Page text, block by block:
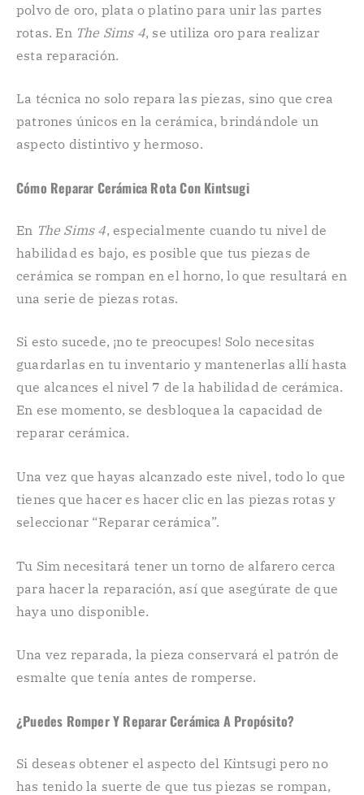
polvo de oro, plata o platino para unir las partes
rotas. En The Sims 4, se utiliza oro para realizar
esta reparación.
La técnica no solo repara las piezas, sino que crea
patrones únicos en la cerámica, brindándole un
aspecto distintivo y hermoso.
Cómo Reparar Cerámica Rota Con Kintsugi
En The Sims 4, especialmente cuando tu nivel de
habilidad es bajo, es posible que tus piezas de
cerámica se rompan en el horno, lo que resultará en
una serie de piezas rotas.
Si esto sucede, ¡no te preocupes! Solo necesitas
guardarlas en tu inventario y mantenerlas allí hasta
que alcances el nivel 7 de la habilidad de cerámica.
En ese momento, se desbloquea la capacidad de
reparar cerámica.
Una vez que hayas alcanzado este nivel, todo lo que
tienes que hacer es hacer clic en las piezas rotas y
seleccionar “Reparar cerámica”.
Tu Sim necesitará tener un torno de alfarero cerca
para hacer la reparación, así que asegúrate de que
haya uno disponible.
Una vez reparada, la pieza conservará el patrón de
esmalte que tenía antes de romperse.
¿Puedes Romper Y Reparar Cerámica A Propósito?
Si deseas obtener el aspecto del Kintsugi pero no
has tenido la suerte de que tus piezas se rompan,